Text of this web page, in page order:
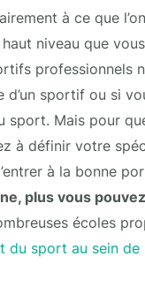
à ce que
niveau que
professionnels
d’un sportif ou si
Mais pour
à définir votre
à la bonne
plus vous
écoles
du sport au sein de